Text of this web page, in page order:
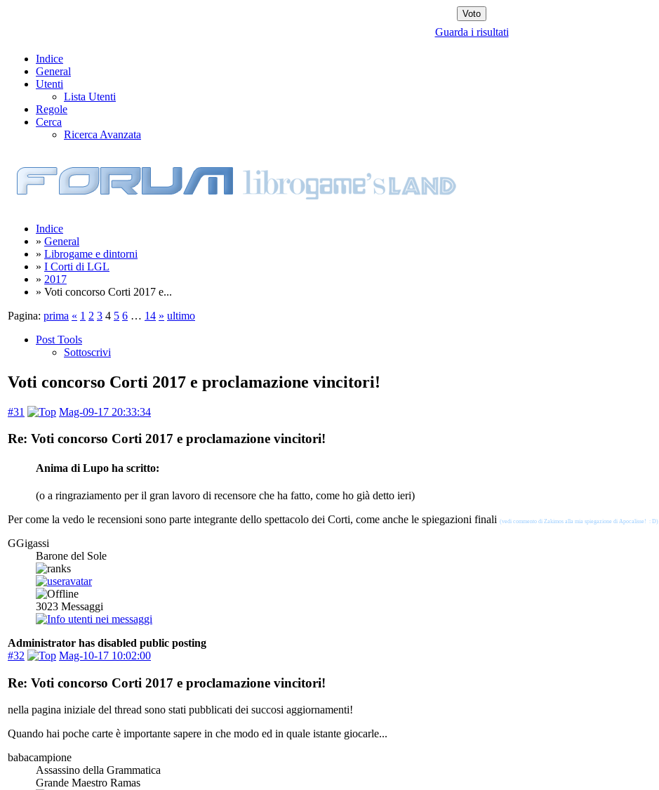
Guarda i risultati
Indice
General
Utenti
Lista Utenti
Regole
Cerca
Ricerca Avanzata
Indice
» General
» Librogame e dintorni
» I Corti di LGL
» 2017
» Voti concorso Corti 2017 e...
Pagina: prima « 1 2 3 4 5 6 … 14 » ultimo
Post Tools
Sottoscrivi
Voti concorso Corti 2017 e proclamazione vincitori!
#31 Mag-09-17 20:33:34
Re: Voti concorso Corti 2017 e proclamazione vincitori!
Anima di Lupo ha scritto:
(o a ringraziamento per il gran lavoro di recensore che ha fatto, come ho già detto ieri)
Per come la vedo le recensioni sono parte integrante dello spettacolo dei Corti, come anche le spiegazioni finali (vedi commento di Zakimos alla mia spiegazione di Apocalisse! : D)
GGigassi
Barone del Sole
3023 Messaggi
Administrator has disabled public posting
#32
Mag-10-17 10:02:00
Re: Voti concorso Corti 2017 e proclamazione vincitori!
nella pagina iniziale del thread sono stati pubblicati dei succosi aggiornamenti!
Quando hai poche carte è importante sapere in che modo ed in quale istante giocarle...
babacampione
Assassino della Grammatica
Grande Maestro Ramas